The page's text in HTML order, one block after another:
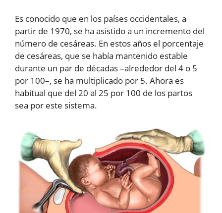
Es conocido que en los países occidentales, a
partir de 1970, se ha asistido a un incremento del
número de cesáreas. En estos años el porcentaje
de cesáreas, que se había mantenido estable
durante un par de décadas –alrededor del 4 o 5
por 100–, se ha multiplicado por 5. Ahora es
habitual que del 20 al 25 por 100 de los partos
sea por este sistema.